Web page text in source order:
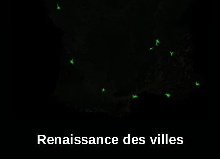
Renaissance des villes